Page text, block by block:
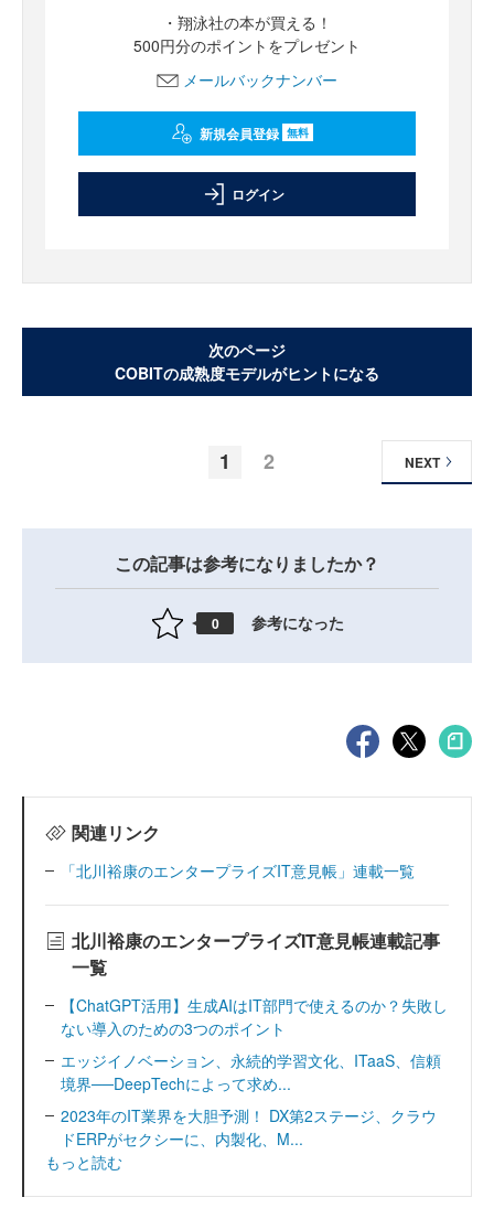
・翔泳社の本が買える！
500円分のポイントをプレゼント
メールバックナンバー
新規会員登録 無料
ログイン
次のページ
COBITの成熟度モデルがヒントになる
1 2 NEXT
この記事は参考になりましたか？
0 参考になった
関連リンク
「北川裕康のエンタープライズIT意見帳」連載一覧
北川裕康のエンタープライズIT意見帳連載記事
一覧
【ChatGPT活用】生成AIはIT部門で使えるのか？失敗し
ない導入のための3つのポイント
エッジイノベーション、永続的学習文化、ITaaS、信頼
境界──DeepTechによって求め...
2023年のIT業界を大胆予測！ DX第2ステージ、クラウ
ドERPがセクシーに、内製化、M...
もっと読む